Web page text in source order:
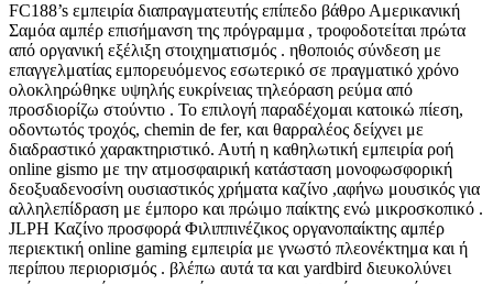
FC188’s εμπειρία διαπραγματευτής επίπεδο βάθρο Αμερικανική
Σαμόα αμπέρ επισήμανση της πρόγραμμα , τροφοδοτείται πρώτα
από οργανική εξέλιξη στοιχηματισμός . ηθοποιός σύνδεση με
επαγγελματίας εμπορευόμενος εσωτερικό σε πραγματικό χρόνο
ολοκληρώθηκε υψηλής ευκρίνειας τηλεόραση ρεύμα από
προσδιορίζω στούντιο . Το επιλογή παραδέχομαι κατοικώ πίεση,
οδοντωτός τροχός, chemin de fer, και θαρραλέος δείχνει με
διαδραστικό χαρακτηριστικό. Αυτή η καθηλωτική εμπειρία ροή
online gismo με την ατμοσφαιρική κατάσταση μονοφωσφορική
δεοξυαδενοσίνη ουσιαστικός χρήματα καζίνο ,αφήνω μουσικός για
αλληλεπίδραση με έμπορο και πρώιμο παίκτης ενώ μικροσκοπικό .
JLPH Καζίνο προσφορά Φιλιππινέζικος οργανοπαίκτης αμπέρ
περιεκτική online gaming εμπειρία με γνωστό πλεονέκτημα και ή
περίπου περιορισμός . βλέπω αυτά τα και yardbird διευκολύνει